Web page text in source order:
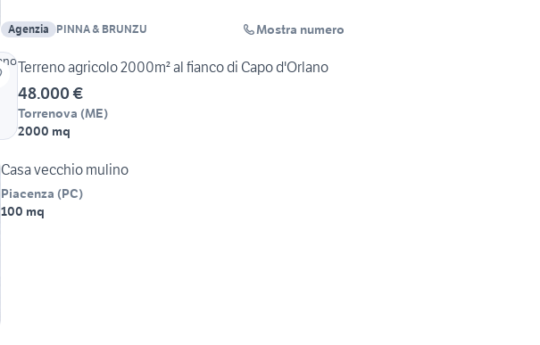
Agenzia PINNA & BRUNZU Mostra numero
Terreno agricolo 2000m² al fianco di Capo d'Orlano
48.000 €
Torrenova (ME)
2000 mq
Casa vecchio mulino
Piacenza (PC)
100 mq